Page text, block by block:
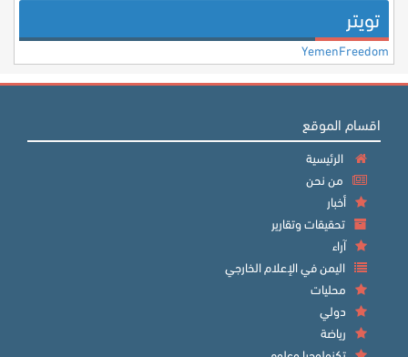
تويتر
YemenFreedom
اقسام الموقع
الرئيسية
من نحن
أخبار
تحقيقات وتقارير
آراء
اليمن في الإعلام الخارجي
محليات
دولي
رياضة